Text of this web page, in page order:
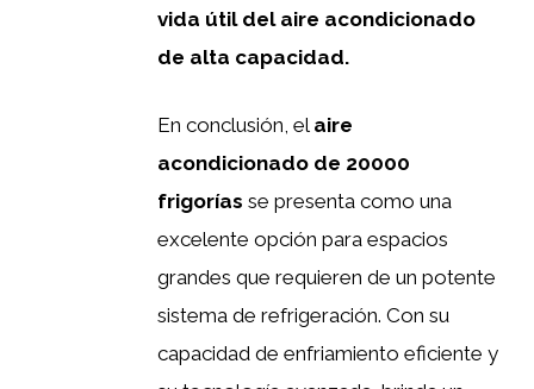
vida útil del aire acondicionado
de alta capacidad.
En conclusión, el aire
acondicionado de 20000
frigorías se presenta como una
excelente opción para espacios
grandes que requieren de un potente
sistema de refrigeración. Con su
capacidad de enfriamiento eficiente y